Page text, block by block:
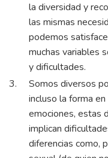
la diversidad y
las mismas
podemos
muchas variables
y dificultades.
Somos diversos
incluso la forma
emociones, estas
implican
diferencias como,